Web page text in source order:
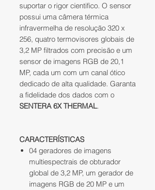
suportar o rigor cientifico. O sensor
possui uma câmera térmica
infravermelha de resolução 320 x
256, quatro termovisores globais de
3,2 MP filtrados com precisão e um
sensor de imagens RGB de 20,1
MP, cada um com um canal ótico
dedicado de alta qualidade. Garanta
a fidelidade dos dados com o
SENTERA 6X THERMAL.
CARACTERÍSTICAS
04 geradores de imagens
multiespectrais de obturador
global de 3,2 MP, um gerador de
imagens RGB de 20 MP e um